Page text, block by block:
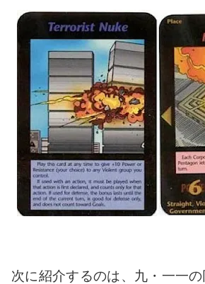
次に紹介するのは、九・一一